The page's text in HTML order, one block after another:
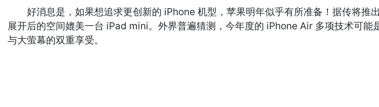
好消息是，如果想追求更创新的 iPhone 机型，苹果明年似乎有所准备！据传将推
展开后的空间媲美一台 iPad mini。外界普遍猜测，今年度的 iPhone Air 多项技术可
与大萤幕的双重享受。